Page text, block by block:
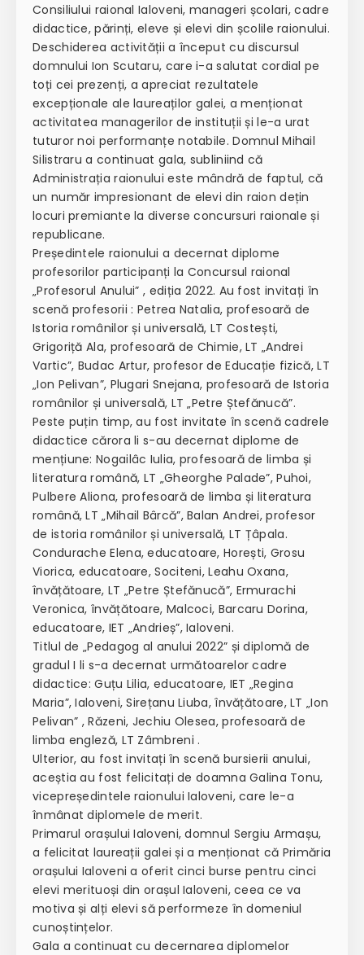
Consiliului raional Ialoveni, manageri școlari, cadre
didactice, părinți, eleve și elevi din școlile raionului.
Deschiderea activității a început cu discursul
domnului Ion Scutaru, care i-a salutat cordial pe
toți cei prezenți, a apreciat rezultatele
excepționale ale laureaților galei, a menționat
activitatea managerilor de instituții și le-a urat
tuturor noi performanțe notabile. Domnul Mihail
Silistraru a continuat gala, subliniind că
Administrația raionului este mândră de faptul, că
un număr impresionant de elevi din raion dețin
locuri premiante la diverse concursuri raionale și
republicane.
Președintele raionului a decernat diplome
profesorilor participanți la Concursul raional
„Profesorul Anului” , ediția 2022. Au fost invitați în
scenă profesorii : Petrea Natalia, profesoară de
Istoria românilor și universală, LT Costești,
Grigoriță Ala, profesoară de Chimie, LT „Andrei
Vartic”, Budac Artur, profesor de Educație fizică, LT
„Ion Pelivan”, Plugari Snejana, profesoară de Istoria
românilor și universală, LT „Petre Ștefănucă”.
Peste puțin timp, au fost invitate în scenă cadrele
didactice cărora li s-au decernat diplome de
mențiune: Nogailâc Iulia, profesoară de limba și
literatura română, LT „Gheorghe Palade”, Puhoi,
Pulbere Aliona, profesoară de limba și literatura
română, LT „Mihail Bârcă”, Balan Andrei, profesor
de istoria românilor și universală, LT Țâpala.
Condurache Elena, educatoare, Horești, Grosu
Viorica, educatoare, Sociteni, Leahu Oxana,
învățătoare, LT „Petre Ștefănucă”, Ermurachi
Veronica, învățătoare, Malcoci, Barcaru Dorina,
educatoare, IET „Andrieș”, Ialoveni.
Titlul de „Pedagog al anului 2022” și diplomă de
gradul I li s-a decernat următoarelor cadre
didactice: Guțu Lilia, educatoare, IET „Regina
Maria”, Ialoveni, Sirețanu Liuba, învățătoare, LT „Ion
Pelivan” , Răzeni, Jechiu Olesea, profesoară de
limba engleză, LT Zâmbreni .
Ulterior, au fost invitați în scenă bursierii anului,
aceștia au fost felicitați de doamna Galina Tonu,
vicepreședintele raionului Ialoveni, care le-a
înmânat diplomele de merit.
Primarul orașului Ialoveni, domnul Sergiu Armașu,
a felicitat laureații galei și a menționat că Primăria
orașului Ialoveni a oferit cinci burse pentru cinci
elevi merituoși din orașul Ialoveni, ceea ce va
motiva și alți elevi să performeze în domeniul
cunoștințelor.
Gala a continuat cu decernarea diplomelor